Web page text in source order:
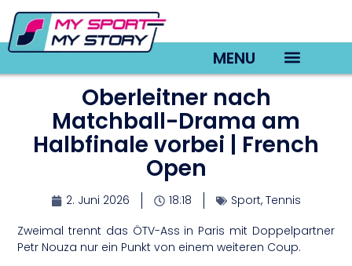
MENU
Oberleitner nach
Matchball-Drama am
Halbfinale vorbei | French
Open
2. Juni 2026 18:18 Sport, Tennis
Zweimal trennt das ÖTV-Ass in Paris mit Doppelpartner
Petr Nouza nur ein Punkt von einem weiteren Coup.